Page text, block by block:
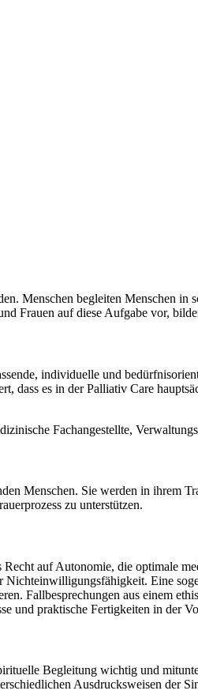
Menschen begleiten Menschen
Frauen auf diese Aufgabe vor,
individuelle und
dass es in der Palliativ Care
Fachangestellte,
Menschen. Sie werden in ihrem
zu unterstützen.
auf Autonomie, die optimale
Nichteinwilligungsfähigkeit. Eine
Fallbesprechungen aus einem
und praktische Fertigkeiten in der
Begleitung wichtig und
Ausdrucksweisen der